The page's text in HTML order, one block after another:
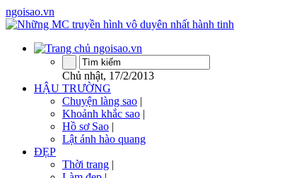
ngoisao.vn
Chủ nhật, 17/2/2013
HẬU TRƯỜNG
Chuyện làng sao |
Khoảnh khắc sao |
Hồ sơ Sao |
Lật ánh hào quang
ĐẸP
Thời trang |